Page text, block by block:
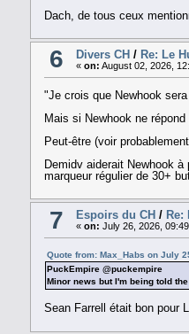
Dach, de tous ceux
6 Divers CH/ Re: Le
« on: August 02, 2026,
"Je crois que Newhook
Mais si Newhook ne
Peut-être (voir
Demidv aiderait Newhook
marqueur régulier de 30+
7 Espoirs du CH / Re:
« on: July 26, 2026,
Quote from: Max_Habs on July
PuckEmpire @puckempire
Minor news but I'm being told
Sean Farrell était bon pour